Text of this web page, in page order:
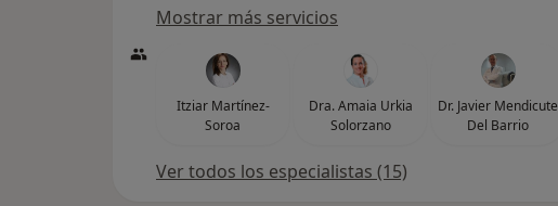
Mostrar más servicios
Itziar Martínez-
Soroa
Dra. Amaia Urkia
Solorzano
Dr. Javier Mendicute
Del Barrio
Ver todos los especialistas (15)